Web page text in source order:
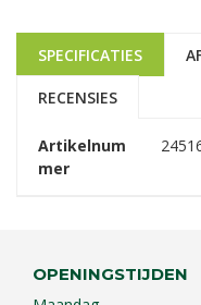
SPECIFICATIES
RECENSIES
Artikelnum
mer
OPENINGSTIJDEN